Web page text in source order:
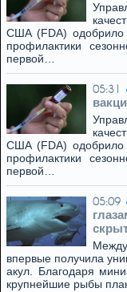
США (FDA) одобрило
профилактики
первой…
05:31
США (FDA) одобрило
профилактики
первой…
05:09
впервые получила
акул. Благодаря
крупнейшие рыбы